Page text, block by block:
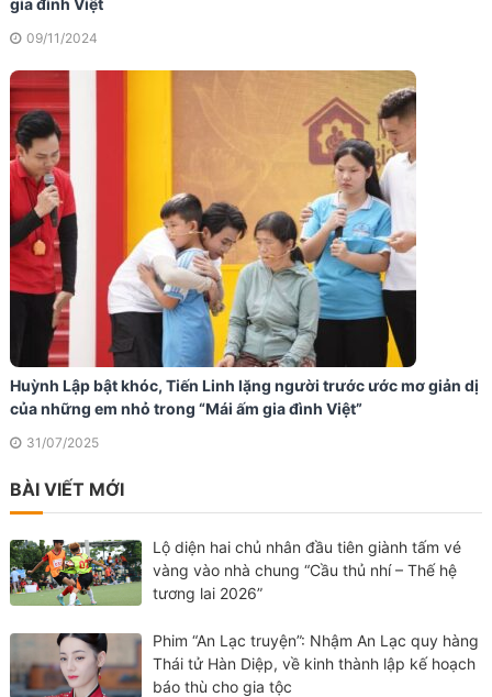
gia đình Việt
09/11/2024
Huỳnh Lập bật khóc, Tiến Linh lặng người trước ước mơ giản dị
của những em nhỏ trong “Mái ấm gia đình Việt”
31/07/2025
BÀI VIẾT MỚI
Lộ diện hai chủ nhân đầu tiên giành tấm vé
vàng vào nhà chung “Cầu thủ nhí – Thế hệ
tương lai 2026”
Phim “An Lạc truyện”: Nhậm An Lạc quy hàng
Thái tử Hàn Diệp, về kinh thành lập kế hoạch
báo thù cho gia tộc